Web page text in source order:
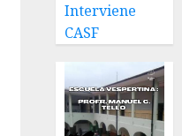
Interviene
CASF